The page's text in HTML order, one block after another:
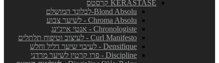
KÈRASTASE קרסטס
Blond Absolu-לבלונד המושלם
Chroma Absolu - לשיער צבוע
Chronologiste - אנטי אייג'ינג
Curl Manifesto - לעיצוב וטיפוח תלתלים
Densifique - לעיבוי שיער דליל וחלש
Discipline - פרו קרטין לשיער מרדני